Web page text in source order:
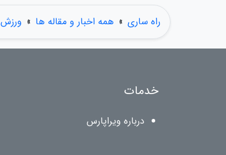
راه ساری » همه اخبار و مقاله ها » ورزش
خدمات
درباره ویراپارس